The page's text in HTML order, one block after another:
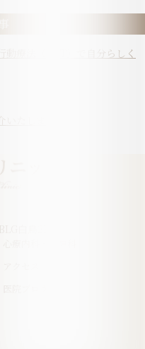
動療法（DBT）で自分らしく
たします
白鳥2F